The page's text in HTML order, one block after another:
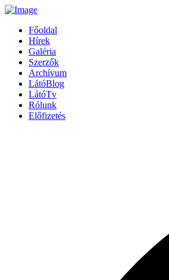
Főoldal
Hírek
Galéria
Szerzők
Archívum
LátóBlog
LátóTv
Rólunk
Előfizetés